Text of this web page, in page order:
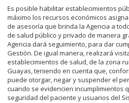
Es posible habilitar establecimientos
máximo los recursos económicos
de asesoría que brinda la Agencia a
de salud público y privado de manera
Agencia dará seguimiento, para dar
Gestión. De igual manera, realizará
establecimientos de salud, de la zona
Guayas, teniendo en cuenta que,
puede otorgar, negar y suspender el
cuando se evidencien incumplimientos
seguridad del paciente y usuarios del